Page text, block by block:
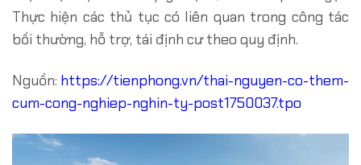
Thực hiện các thủ tục có liên quan trong công tác
bồi thường, hỗ trợ, tái định cư theo quy định.
Nguồn: https://tienphong.vn/thai-nguyen-co-them-
cum-cong-nghiep-nghin-ty-post1750037.tpo